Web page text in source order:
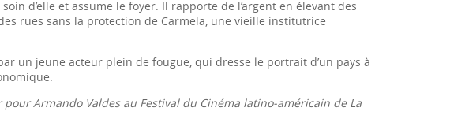
d’elle et assume le foyer. Il rapporte de l’argent en élevant des
rues sans la protection de Carmela, une vieille institutrice
un jeune acteur plein de fougue, qui dresse le portrait d’un pays à
Armando Valdes au Festival du Cinéma latino-américain de La